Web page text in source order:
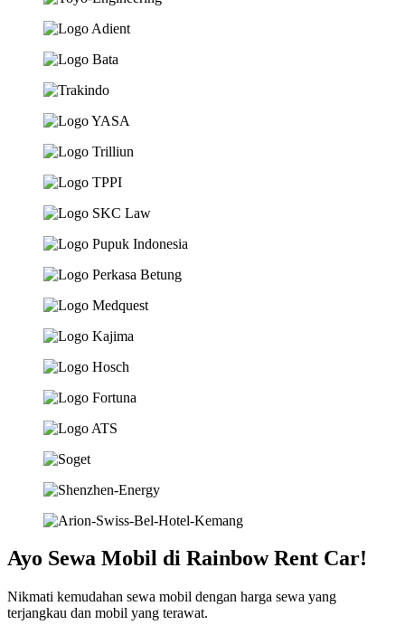
Ayo Sewa Mobil di Rainbow Rent Car!
Nikmati kemudahan sewa mobil dengan harga sewa yang
terjangkau dan mobil yang terawat.